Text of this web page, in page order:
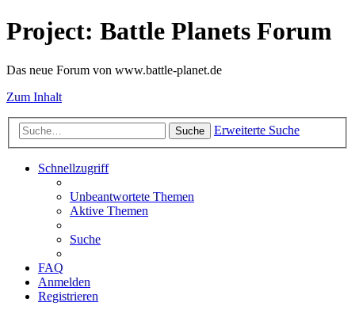
Project: Battle Planets Forum
Das neue Forum von www.battle-planet.de
Zum Inhalt
Suche Erweiterte Suche
Schnellzugriff
Unbeantwortete Themen
Aktive Themen
Suche
FAQ
Anmelden
Registrieren